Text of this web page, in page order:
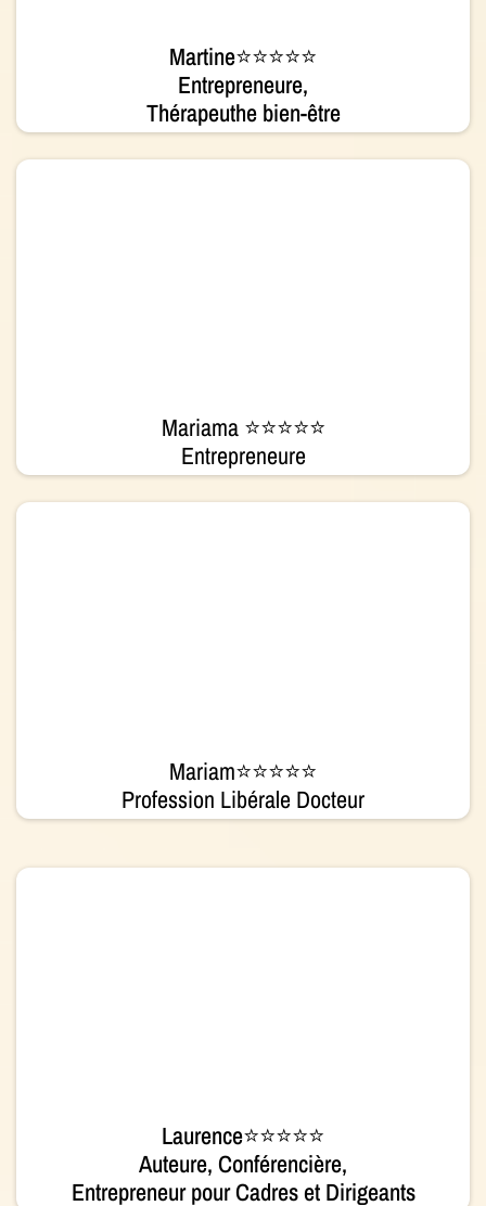
Martine⭐⭐⭐⭐⭐
Entrepreneure,
Thérapeuthe bien-être
Mariama ⭐⭐⭐⭐⭐
Entrepreneure
Mariam⭐⭐⭐⭐⭐
Profession Libérale Docteur
Laurence⭐⭐⭐⭐⭐
Auteure, Conférencière,
Entrepreneur pour Cadres et Dirigeants